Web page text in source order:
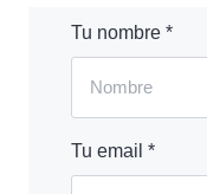
Tu nombre *
Tu email *